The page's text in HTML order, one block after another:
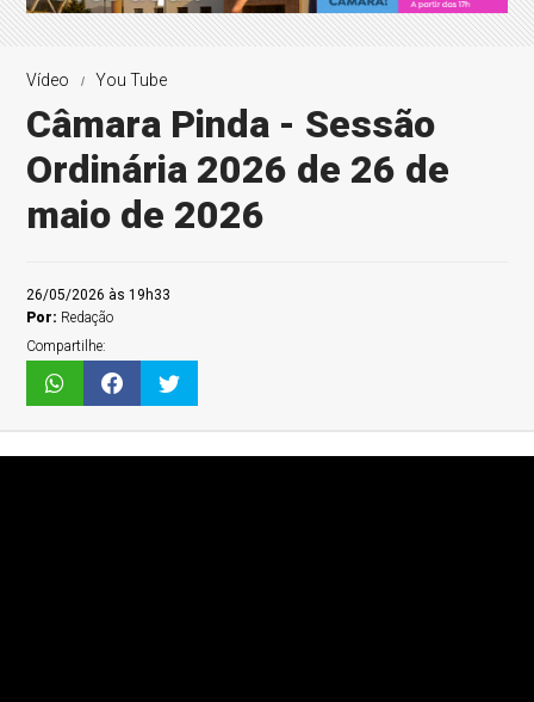
Vídeo You Tube
Câmara Pinda - Sessão
Ordinária 2026 de 26 de
maio de 2026
26/05/2026 às 19h33
Por: Redação
Compartilhe: